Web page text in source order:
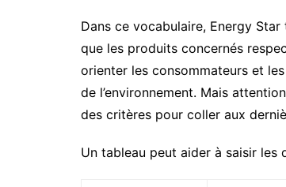
Dans ce vocabulaire, Energy Star
que les produits concernés
orienter les consommateurs et
de l’environnement. Mais
des critères pour coller aux
Un tableau peut aider à saisir les